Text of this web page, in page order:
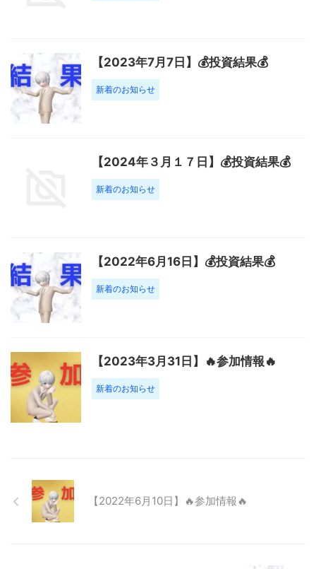
【2023年7月7日】💰投資結果💰
新着のお知らせ
【2024年３月１７日】💰投資結果💰
新着のお知らせ
【2022年6月16日】💰投資結果💰
新着のお知らせ
【2023年3月31日】🔥参加情報🔥
新着のお知らせ
【2022年6月10日】🔥参加情報🔥